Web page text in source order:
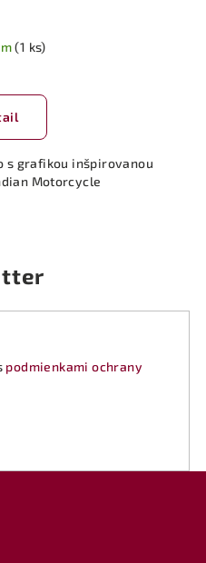
(1 ks)
hodnotenie
produktu
z
5
s grafikou inšpirovanou
Motorcycle
podmienkami ochrany